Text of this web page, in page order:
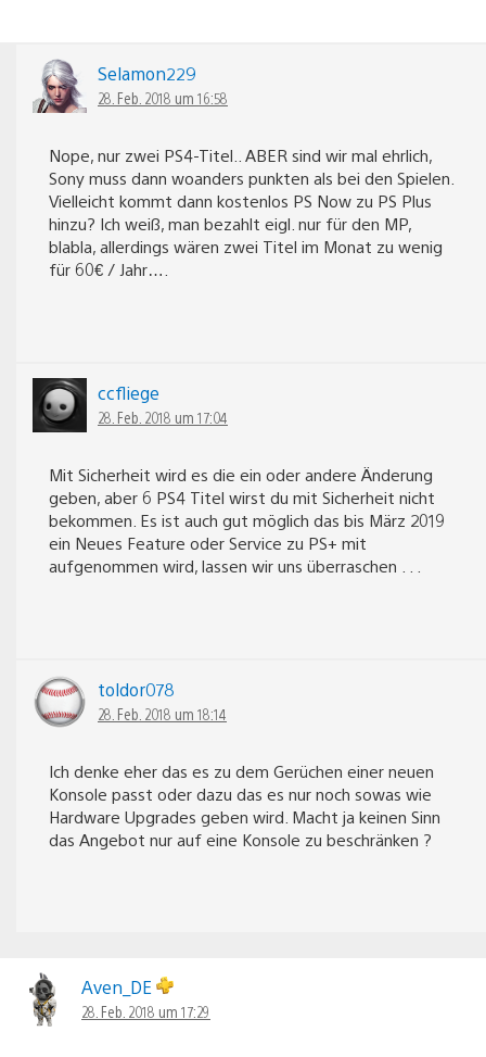
Selamon229
28. Feb. 2018 um 16:58
Nope, nur zwei PS4-Titel.. ABER sind wir mal ehrlich,
Sony muss dann woanders punkten als bei den Spielen.
Vielleicht kommt dann kostenlos PS Now zu PS Plus
hinzu? Ich weiß, man bezahlt eigl. nur für den MP,
blabla, allerdings wären zwei Titel im Monat zu wenig
für 60€ / Jahr….
ccfliege
28. Feb. 2018 um 17:04
Mit Sicherheit wird es die ein oder andere Änderung
geben, aber 6 PS4 Titel wirst du mit Sicherheit nicht
bekommen. Es ist auch gut möglich das bis März 2019
ein Neues Feature oder Service zu PS+ mit
aufgenommen wird, lassen wir uns überraschen . . .
toldor078
28. Feb. 2018 um 18:14
Ich denke eher das es zu dem Gerüchen einer neuen
Konsole passt oder dazu das es nur noch sowas wie
Hardware Upgrades geben wird. Macht ja keinen Sinn
das Angebot nur auf eine Konsole zu beschränken ?
Aven_DE
28. Feb. 2018 um 17:29